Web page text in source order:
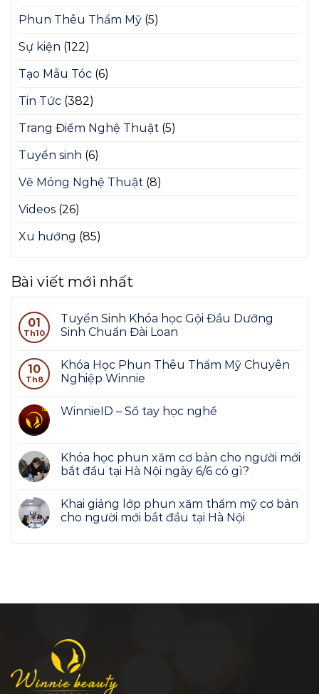
Phun Thêu Thẩm Mỹ (5)
Sự kiện (122)
Tạo Mẫu Tóc (6)
Tin Tức (382)
Trang Điểm Nghệ Thuật (5)
Tuyển sinh (6)
Vẽ Móng Nghệ Thuật (8)
Videos (26)
Xu hướng (85)
Bài viết mới nhất
01
Th10
Tuyển Sinh Khóa học Gội Đầu Dưỡng
Sinh Chuẩn Đài Loan
10
Th8
Khóa Học Phun Thêu Thẩm Mỹ Chuyên
Nghiệp Winnie
WinnieID – Sổ tay học nghề
Khóa học phun xăm cơ bản cho người mới
bắt đầu tại Hà Nội ngày 6/6 có gì?
Khai giảng lớp phun xăm thẩm mỹ cơ bản
cho người mới bắt đầu tại Hà Nội